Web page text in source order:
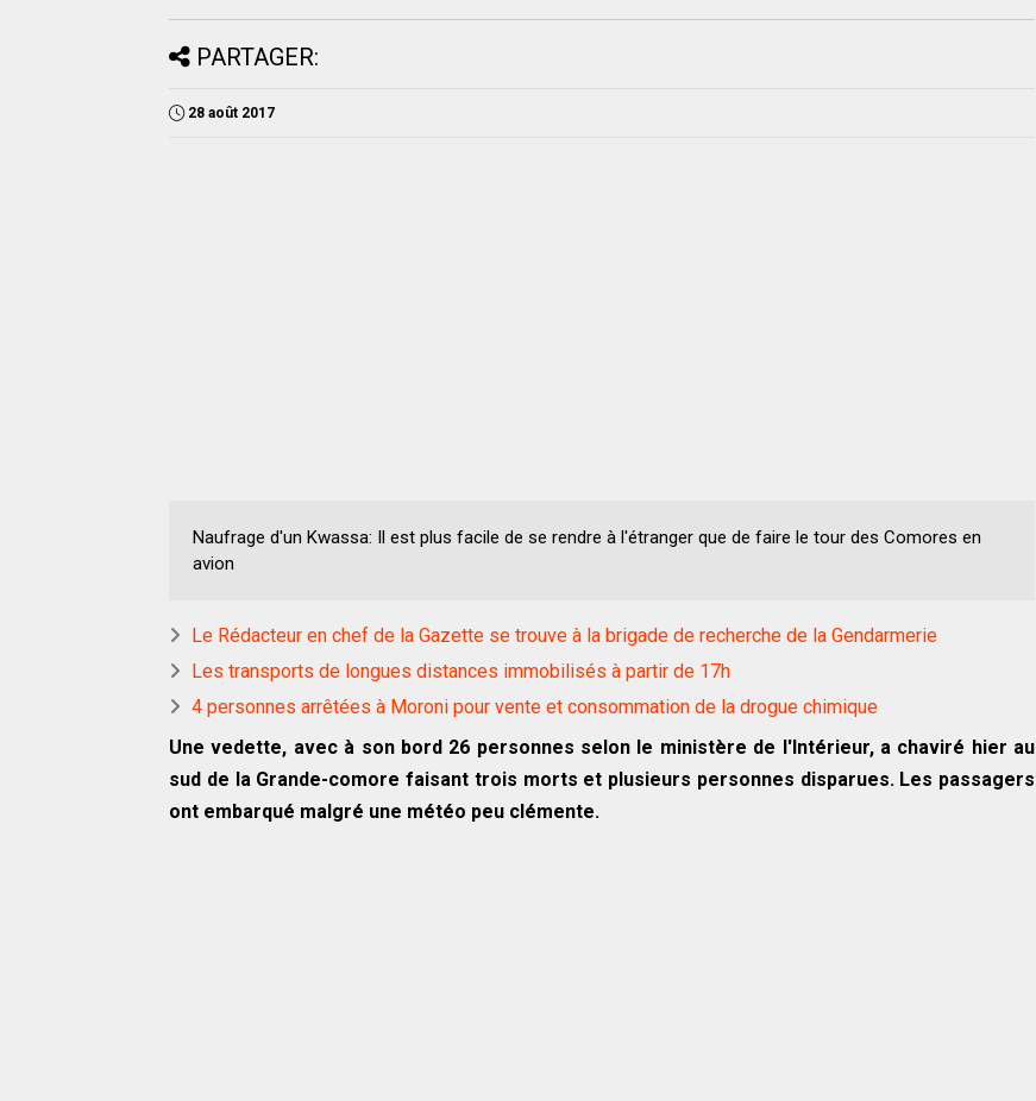
PARTAGER:
28 août 2017
Naufrage d'un Kwassa: Il est plus facile de se rendre à l'étranger que de faire le tour des Comores en
avion
Le Rédacteur en chef de la Gazette se trouve à la brigade de recherche de la Gendarmerie
Les transports de longues distances immobilisés à partir de 17h
4 personnes arrêtées à Moroni pour vente et consommation de la drogue chimique
Une vedette, avec à son bord 26 personnes selon le ministère de l'Intérieur, a chaviré hier au
sud de la Grande-comore faisant trois morts et plusieurs personnes disparues. Les passagers
ont embarqué malgré une météo peu clémente.